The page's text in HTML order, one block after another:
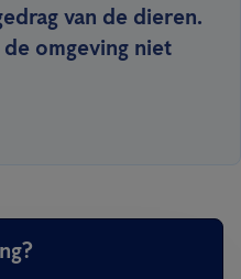
van de dieren.
omgeving niet